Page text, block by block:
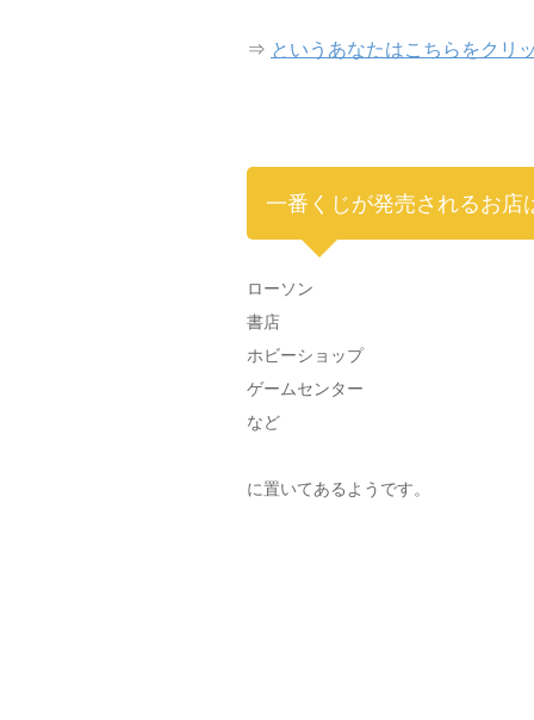
⇒ というあなたはこちらをクリ
一番くじが発売されるお店
ローソン
書店
ホビーショップ
ゲームセンター
など
に置いてあるようです。